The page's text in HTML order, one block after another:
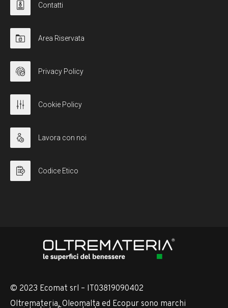
Contatti
Area Riservata
Privacy Policy
Cookie Policy
Lavora con noi
Codice Etico
© 2023 Ecomat srl – IT03819090402
Oltremateria, Oleomalta ed Ecopur sono marchi